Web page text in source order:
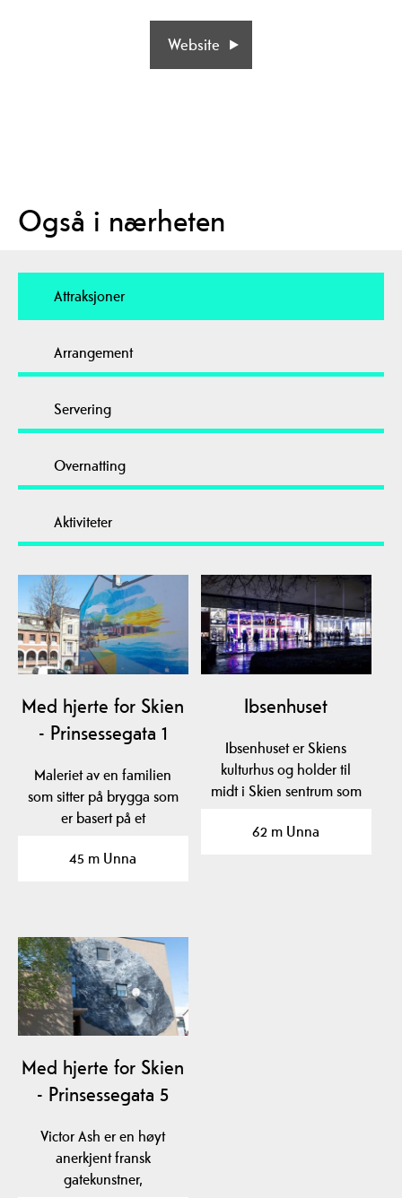
Website
Også i nærheten
Attraksjoner
Arrangement
Servering
Overnatting
Aktiviteter
Med hjerte for Skien
- Prinsessegata 1
Maleriet av en familien
som sitter på brygga som
er basert på et
45 m Unna
Ibsenhuset
Ibsenhuset er Skiens
kulturhus og holder til
midt i Skien sentrum som
62 m Unna
Med hjerte for Skien
- Prinsessegata 5
Victor Ash er en høyt
anerkjent fransk
gatekunstner,